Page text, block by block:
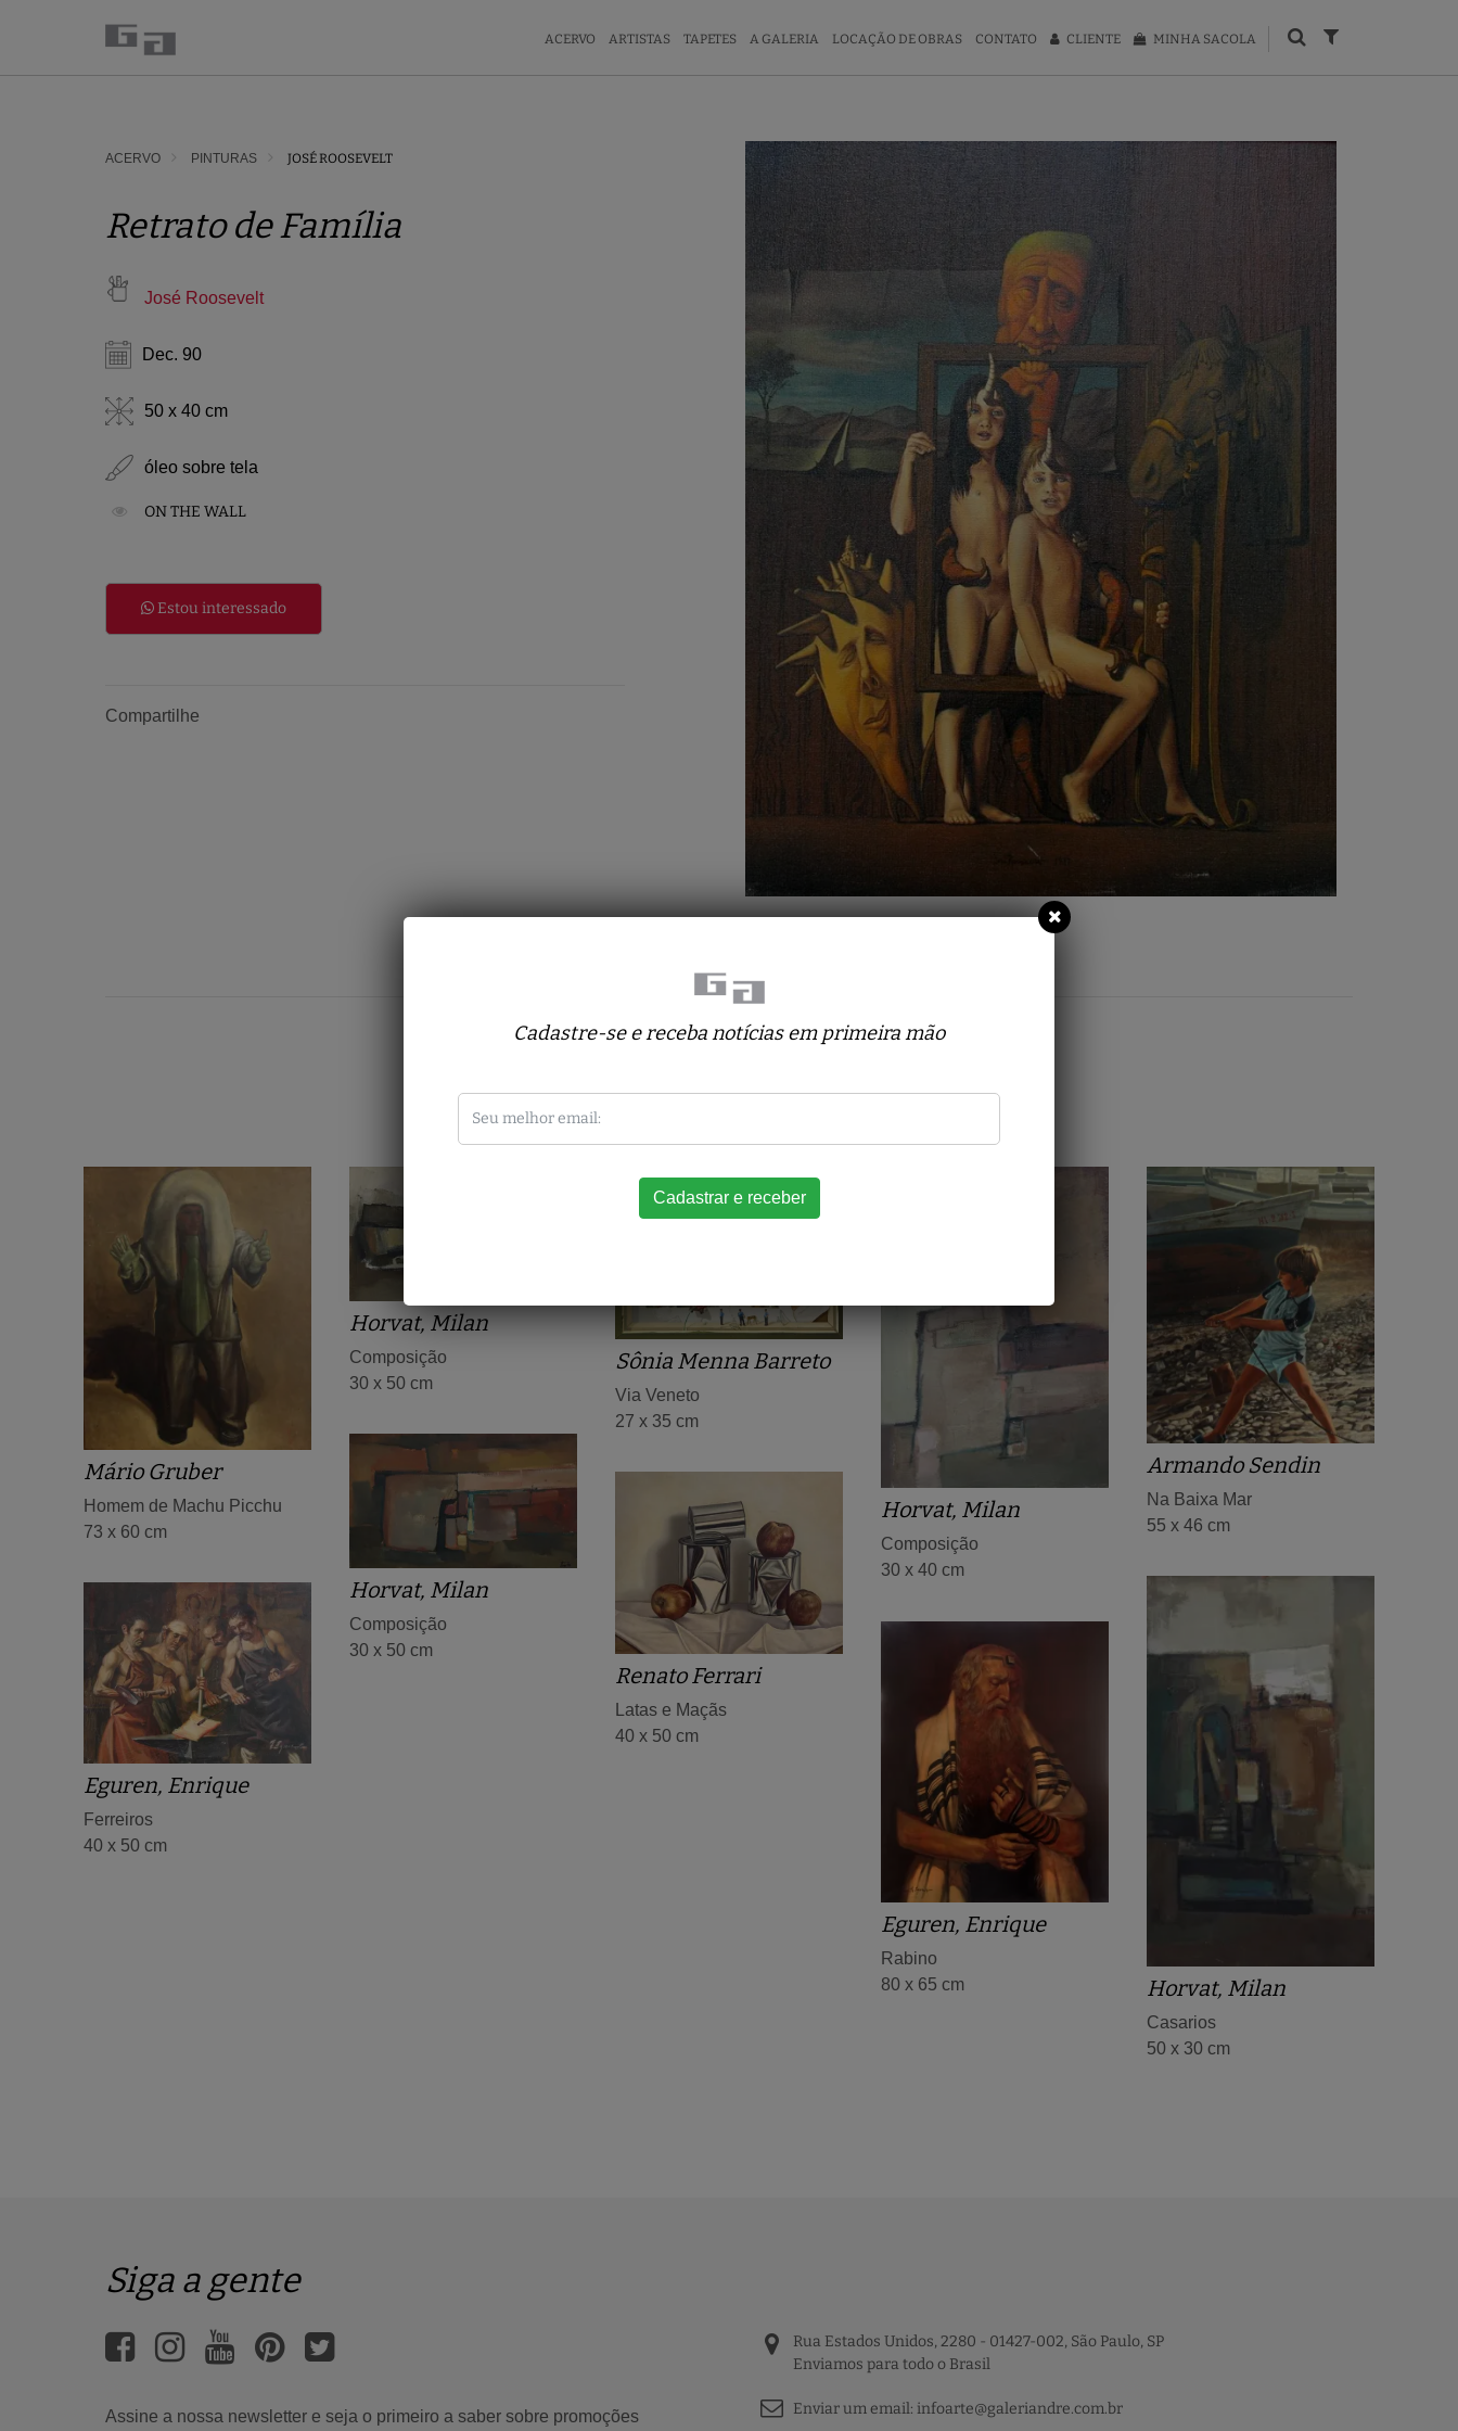
ACERVO ARTISTAS TAPETES A GALERIA LOCAÇÃO DE OBRAS CONTATO CLIENTE MINHA SACOLA
ACERVO PINTURAS JOSÉ ROOSEVELT
Retrato de Família
José Roosevelt
Dec. 90
50 x 40 cm
óleo sobre tela
ON THE WALL
Estou interessado
Compartilhe
Obras relacionadas
Mário Gruber
Homem de Machu Picchu
73 x 60 cm
Horvat, Milan
Composição
30 x 50 cm
Sônia Menna Barreto
Via Veneto
27 x 35 cm
Horvat, Milan
Composição
30 x 40 cm
Armando Sendin
Na Baixa Mar
55 x 46 cm
Horvat, Milan
Composição
30 x 50 cm
Renato Ferrari
Latas e Maçãs
40 x 50 cm
Horvat, Milan
Casarios
50 x 30 cm
Eguren, Enrique
Ferreiros
40 x 50 cm
Eguren, Enrique
Rabino
80 x 65 cm
Siga a gente
Assine a nossa newsletter e seja o primeiro a saber sobre promoções
Rua Estados Unidos, 2280 - 01427-002, São Paulo, SP
Enviamos para todo o Brasil
Enviar um email: infoarte@galeriandre.com.br
Cadastre-se e receba notícias em primeira mão